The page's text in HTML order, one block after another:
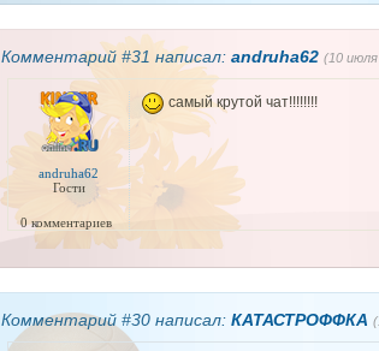
Комментарий #31 написал: andruha62 (10 июля
andruha62
Гости
0 комментариев
самый крутой чат!!!!!!!!
Комментарий #30 написал: КАТАСТРОФФКА